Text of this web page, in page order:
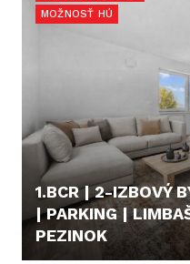
MOŽNOSŤ HÚ
1.BCR | 2-IZBOVÝ
| PARKING |
PEZINOK